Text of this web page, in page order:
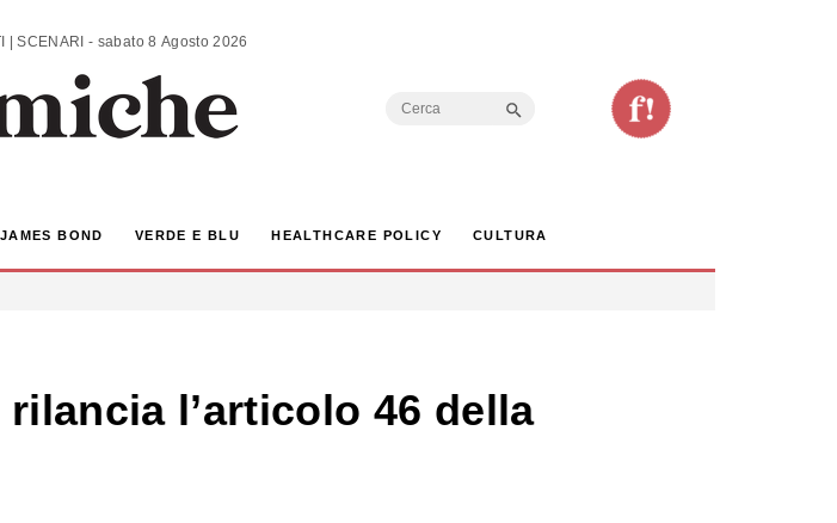
ANALISI | COMMENTI | SCENARI - sabato 8 Agosto 2026
Search
JAMES BOND VERDE E BLU HEALTHCARE POLICY CULTURA
l’articolo 46 della